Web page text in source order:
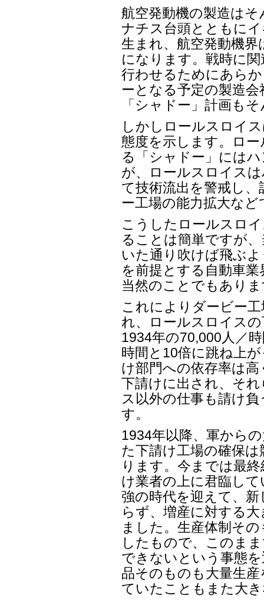
航空発動機の製造は
ナチス台頭とともに
生まれ、航空発動機
になります。戦時に
行わせるためにあら
ーとなる予定の製造
「シャドー」計画も
しかしロールスロイ
態度を示します。ロ
る「シャドー」には
が、ロールスロイス
て技術流出を警戒し
ー工場の能力拡大な
こうしたロールスロ
ることは簡単ですが
いた通り吹けば飛ぶ
を前提とする自動車
当然のことでもあり
これによりダービー
れ、ロールスロイス
1934年の70,000人／
時間と10倍に跳ね上
け部門への依存率は
下請けに出され、そ
ス以外の仕事も請け
す。
1934年以降、軍から
た下請け工場の確保
ります。今までは最
け業者の上に君臨し
強の時代を迎えて、
らず、増産に対する
ました。生産体制そ
したもので、このま
できないという事態
品そのものも大量生
ていたこともまた大